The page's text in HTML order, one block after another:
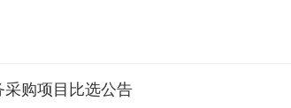
【采购1家技术服务支撑单位，协助项目负责人完
购项目比选公告